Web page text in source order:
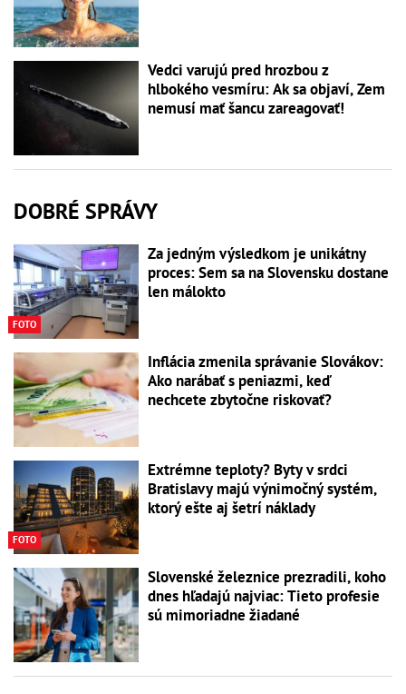
Vedci varujú pred hrozbou z
hlbokého vesmíru: Ak sa objaví, Zem
nemusí mať šancu zareagovať!
DOBRÉ SPRÁVY
FOTO
Za jedným výsledkom je unikátny
proces: Sem sa na Slovensku dostane
len málokto
Inflácia zmenila správanie Slovákov:
Ako narábať s peniazmi, keď
nechcete zbytočne riskovať?
FOTO
Extrémne teploty? Byty v srdci
Bratislavy majú výnimočný systém,
ktorý ešte aj šetrí náklady
Slovenské železnice prezradili, koho
dnes hľadajú najviac: Tieto profesie
sú mimoriadne žiadané